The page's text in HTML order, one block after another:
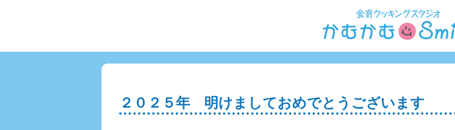
２０２５年 明けましておめでとうございます